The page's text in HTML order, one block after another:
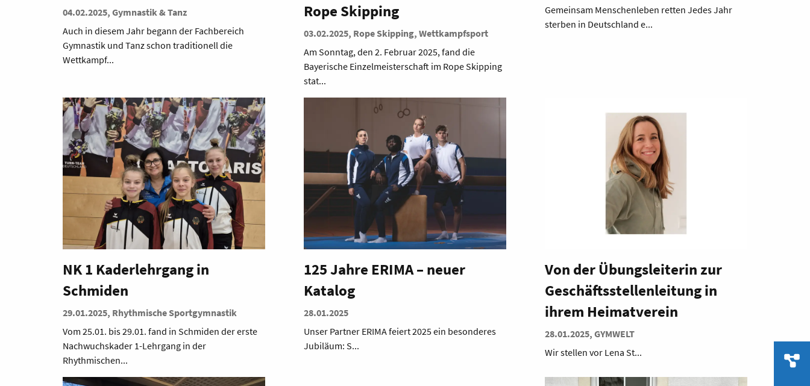
04.02.2025, Gymnastik & Tanz
Auch in diesem Jahr begann der Fachbereich
Gymnastik und Tanz schon traditionell die
Wettkampf...
Rope Skipping
03.02.2025, Rope Skipping, Wettkampfsport
Am Sonntag, den 2. Februar 2025, fand die
Bayerische Einzelmeisterschaft im Rope Skipping
stat...
Gemeinsam Menschenleben retten Jedes Jahr
sterben in Deutschland e...
NK 1 Kaderlehrgang in
Schmiden
29.01.2025, Rhythmische Sportgymnastik
Vom 25.01. bis 29.01. fand in Schmiden der erste
Nachwuchskader 1-Lehrgang in der
Rhythmischen...
125 Jahre ERIMA – neuer
Katalog
28.01.2025
Unser Partner ERIMA feiert 2025 ein besonderes
Jubiläum: S...
Von der Übungsleiterin zur
Geschäftsstellenleitung in
ihrem Heimatverein
28.01.2025, GYMWELT
Wir stellen vor Lena St...